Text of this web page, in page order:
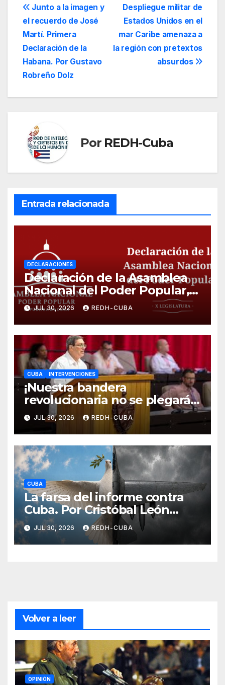
Navegación
de
entradas
Despliegue militar de
Estados Unidos en el
mar Caribe amenaza a
la región con pretextos
absurdos
Junto a la imagen y
el recuerdo de José
Martí. Primera
Declaración de la
Habana. Por Gustavo
Robreño Dolz
Por REDH-Cuba
Entrada relacionada
DECLARACIONES
Declaración de la Asamblea
Nacional del Poder Popular,
¡Cesen el cerco energético y
el castigo colectivo al pueblo
cubano!
JUL 30, 2026 REDH-CUBA
CUBA INTERVENCIONES
¡Nuestra bandera
revolucionaria no se plegará
jamás! Por Bruno Rodríguez
Parrilla
JUL 30, 2026 REDH-CUBA
CUBA
La farsa del informe contra
Cuba. Por Cristóbal León
Campos
JUL 30, 2026 REDH-CUBA
Volver a leer
OPINIÓN